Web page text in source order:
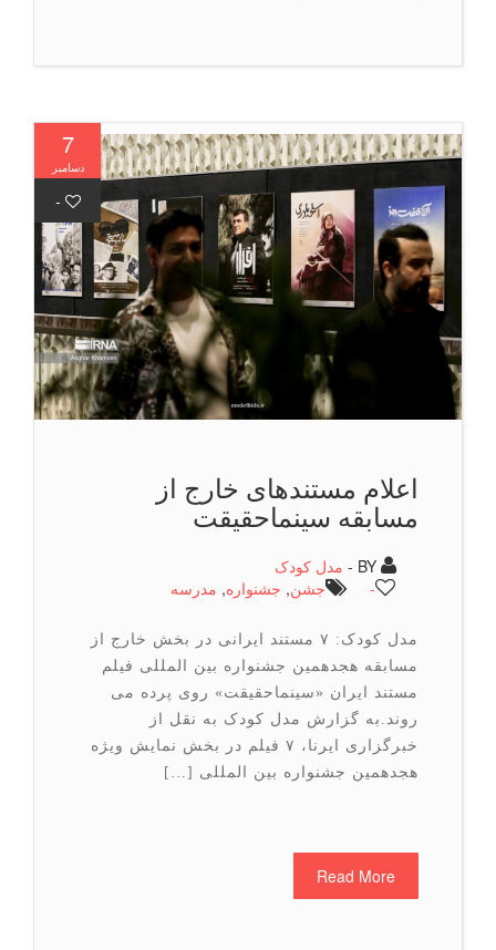
7
دسامبر
-
اعلام مستندهای خارج از
مسابقه سینماحقیقت
مدل کودک
جشن,جشنواره ,مدرسه
مدل کودک: ۷ مستند ایرانی در بخش خارج از
مسابقه هجدهمین جشنواره بین المللی فیلم
مستند ایران «سینماحقیقت» روی پرده می
روند.به گزارش مدل کودک به نقل از
خبرگزاری ایرنا، ۷ فیلم در بخش نمایش ویژه
هجدهمین جشنواره بین المللی […]
Read More